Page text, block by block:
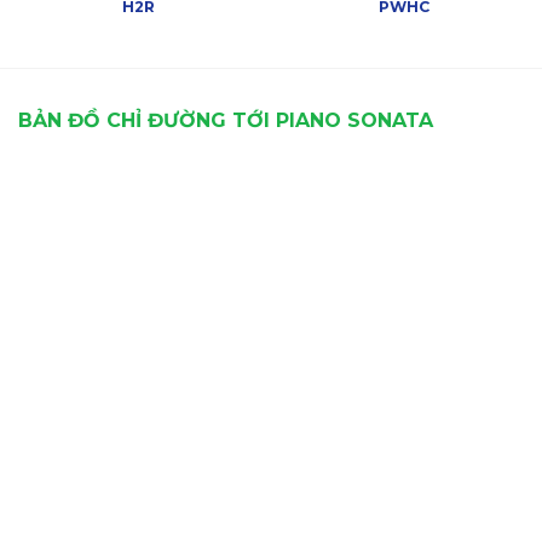
H2R
PWHC
BẢN ĐỒ CHỈ ĐƯỜNG TỚI PIANO SONATA